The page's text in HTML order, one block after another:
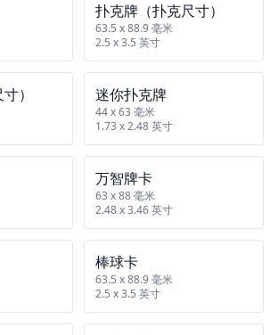
扑克牌（扑克尺寸）
63.5 x 88.9 毫米
2.5 x 3.5 英寸
） 迷你扑克牌
44 x 63 毫米
1.73 x 2.48 英寸
万智牌卡
63 x 88 毫米
2.48 x 3.46 英寸
棒球卡
63.5 x 88.9 毫米
2.5 x 3.5 英寸